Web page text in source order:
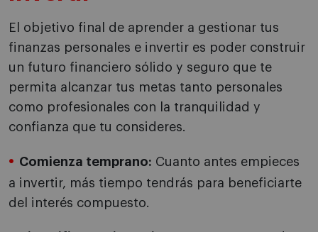
El objetivo final de aprender a gestionar tus
finanzas personales e invertir es poder construir
un futuro financiero sólido y seguro que te
permita alcanzar tus metas tanto personales
como profesionales con la tranquilidad y
confianza que tu consideres.
Comienza temprano: Cuanto antes empieces
a invertir, más tiempo tendrás para beneficiarte
del interés compuesto.